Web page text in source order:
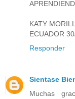
KATY
ECUADOR
Responder
Sientase
Muchas